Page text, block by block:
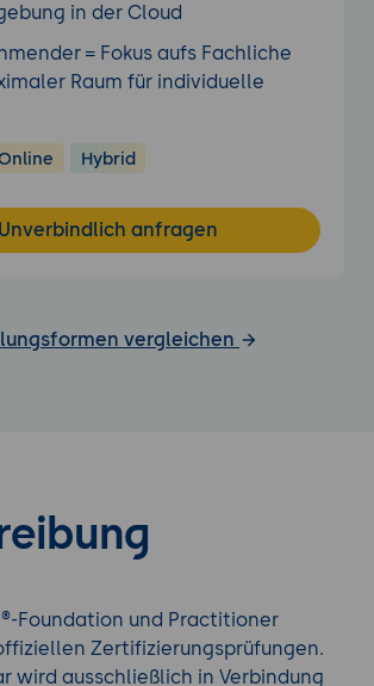
in der Cloud
= Fokus aufs Fachliche
Raum für individuelle
Hybrid
Unverbindlich anfragen
vergleichen
Foundation und Practitioner
Zertifizierungsprüfungen.
wird ausschließlich in Verbindung